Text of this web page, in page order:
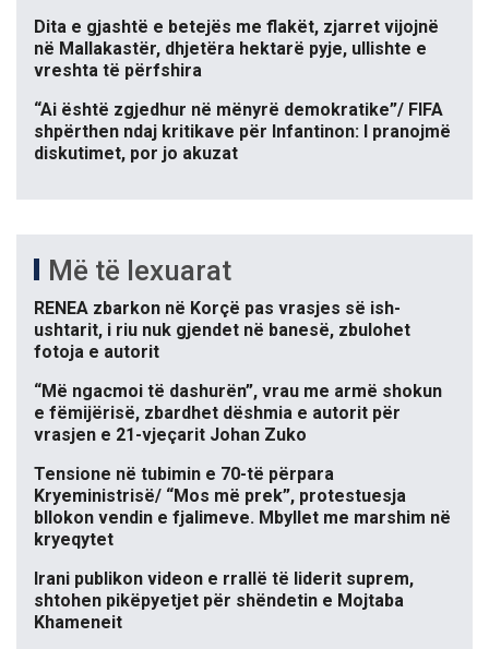
Dita e gjashtë e betejës me flakët, zjarret vijojnë
në Mallakastër, dhjetëra hektarë pyje, ullishte e
vreshta të përfshira
“Ai është zgjedhur në mënyrë demokratike”/ FIFA
shpërthen ndaj kritikave për Infantinon: I pranojmë
diskutimet, por jo akuzat
Më të lexuarat
RENEA zbarkon në Korçë pas vrasjes së ish-
ushtarit, i riu nuk gjendet në banesë, zbulohet
fotoja e autorit
“Më ngacmoi të dashurën”, vrau me armë shokun
e fëmijërisë, zbardhet dëshmia e autorit për
vrasjen e 21-vjeçarit Johan Zuko
Tensione në tubimin e 70-të përpara
Kryeministrisë/ “Mos më prek”, protestuesja
bllokon vendin e fjalimeve. Mbyllet me marshim në
kryeqytet
Irani publikon videon e rrallë të liderit suprem,
shtohen pikëpyetjet për shëndetin e Mojtaba
Khameneit